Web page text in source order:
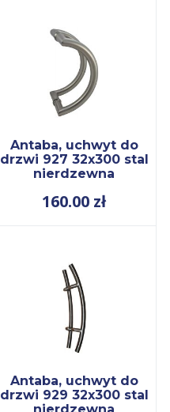
Antaba, uchwyt do
drzwi 927 32x300 stal
nierdzewna
160.00 zł
Antaba, uchwyt do
drzwi 929 32x300 stal